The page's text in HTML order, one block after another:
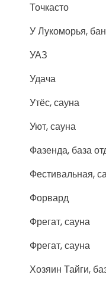
Точкасто
У Лукоморья,
УАЗ
Удача
Утёс, сауна
Уют, сауна
Фазенда, база
Фестивальная,
Форвард
Фрегат, сауна
Фрегат, сауна
Хозяин Тайги,